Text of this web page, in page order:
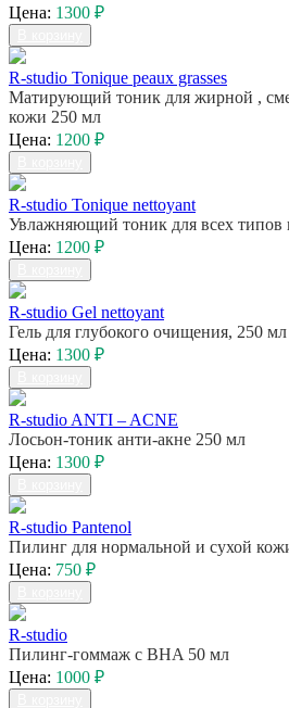
Цена: 1300 ₽
R-studio Tonique peaux grasses
Матирующий тоник для жирной ,
кожи 250 мл
Цена: 1200 ₽
R-studio Tonique nettoyant
Увлажняющий тоник для всех типов
Цена: 1200 ₽
R-studio Gel nettoyant
Гель для глубокого очищения, 250 мл
Цена: 1300 ₽
R-studio ANTI – ACNE
Лосьон-тоник анти-акне 250 мл
Цена: 1300 ₽
R-studio Pantenol
Пилинг для нормальной и сухой
Цена: 750 ₽
R-studio
Пилинг-гоммаж c BHA 50 мл
Цена: 1000 ₽